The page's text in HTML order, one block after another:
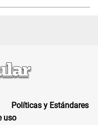
una "emergencia médica"
Políticas y Estándares
uso